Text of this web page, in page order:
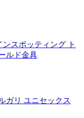
スポッティング ト
ルド金具
ガリ ユニセックス